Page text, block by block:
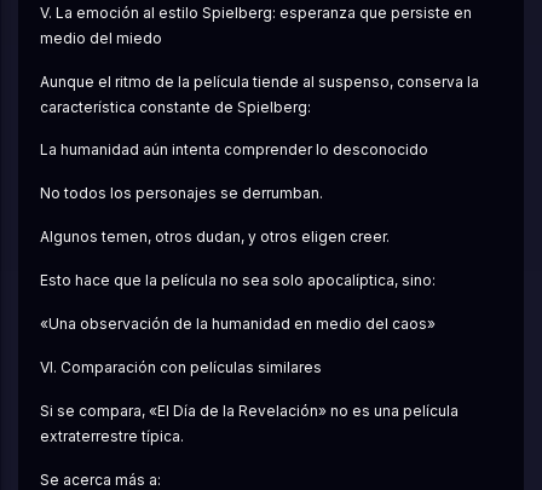
V. La emoción al estilo Spielberg: esperanza que persiste en
medio del miedo
Aunque el ritmo de la película tiende al suspenso, conserva la
característica constante de Spielberg:
La humanidad aún intenta comprender lo desconocido
No todos los personajes se derrumban.
Algunos temen, otros dudan, y otros eligen creer.
Esto hace que la película no sea solo apocalíptica, sino:
«Una observación de la humanidad en medio del caos»
VI. Comparación con películas similares
Si se compara, «El Día de la Revelación» no es una película
extraterrestre típica.
Se acerca más a: